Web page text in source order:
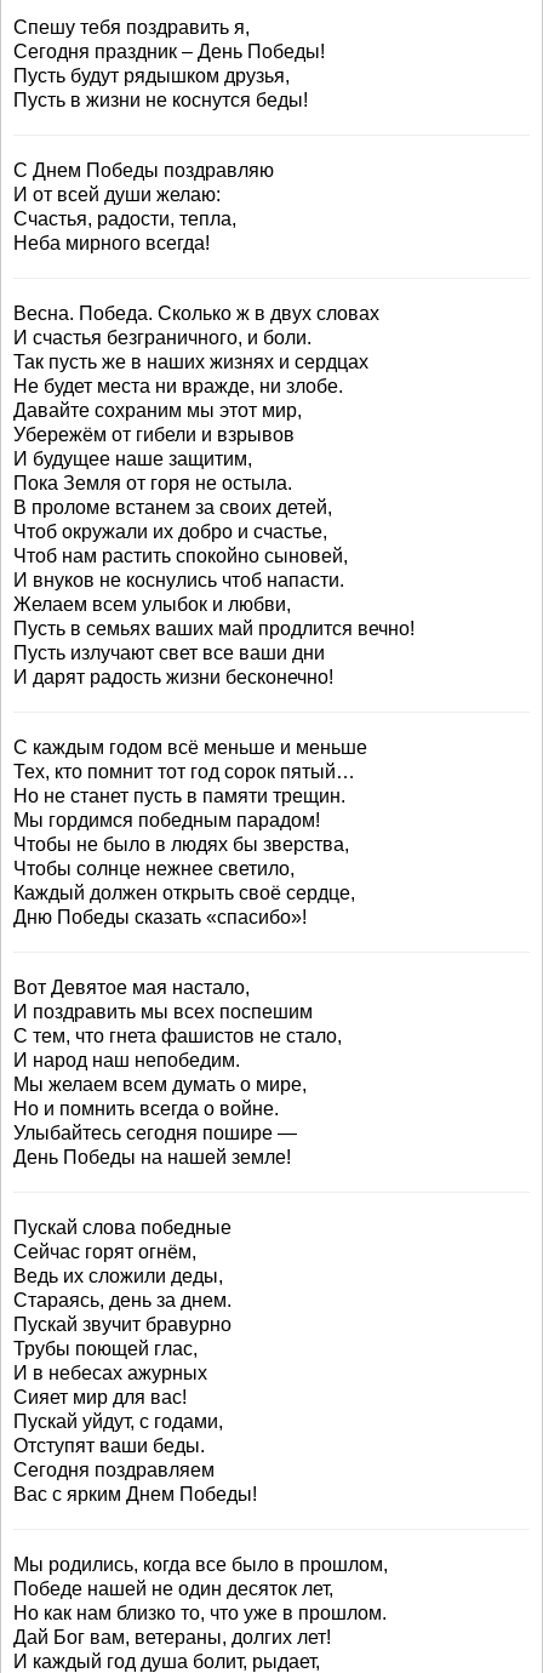
Спешу тебя поздравить я,
Сегодня праздник – День Победы!
Пусть будут рядышком друзья,
Пусть в жизни не коснутся беды!
С Днем Победы поздравляю
И от всей души желаю:
Счастья, радости, тепла,
Неба мирного всегда!
Весна. Победа. Сколько ж в двух словах
И счастья безграничного, и боли.
Так пусть же в наших жизнях и сердцах
Не будет места ни вражде, ни злобе.
Давайте сохраним мы этот мир,
Убережём от гибели и взрывов
И будущее наше защитим,
Пока Земля от горя не остыла.
В проломе встанем за своих детей,
Чтоб окружали их добро и счастье,
Чтоб нам растить спокойно сыновей,
И внуков не коснулись чтоб напасти.
Желаем всем улыбок и любви,
Пусть в семьях ваших май продлится вечно!
Пусть излучают свет все ваши дни
И дарят радость жизни бесконечно!
С каждым годом всё меньше и меньше
Тех, кто помнит тот год сорок пятый…
Но не станет пусть в памяти трещин.
Мы гордимся победным парадом!
Чтобы не было в людях бы зверства,
Чтобы солнце нежнее светило,
Каждый должен открыть своё сердце,
Дню Победы сказать «спасибо»!
Вот Девятое мая настало,
И поздравить мы всех поспешим
С тем, что гнета фашистов не стало,
И народ наш непобедим.
Мы желаем всем думать о мире,
Но и помнить всегда о войне.
Улыбайтесь сегодня пошире —
День Победы на нашей земле!
Пускай слова победные
Сейчас горят огнём,
Ведь их сложили деды,
Стараясь, день за днем.
Пускай звучит бравурно
Трубы поющей глас,
И в небесах ажурных
Сияет мир для вас!
Пускай уйдут, с годами,
Отступят ваши беды.
Сегодня поздравляем
Вас с ярким Днем Победы!
Мы родились, когда все было в прошлом,
Победе нашей не один десяток лет,
Но как нам близко то, что уже в прошлом.
Дай Бог вам, ветераны, долгих лет!
И каждый год душа болит, рыдает,